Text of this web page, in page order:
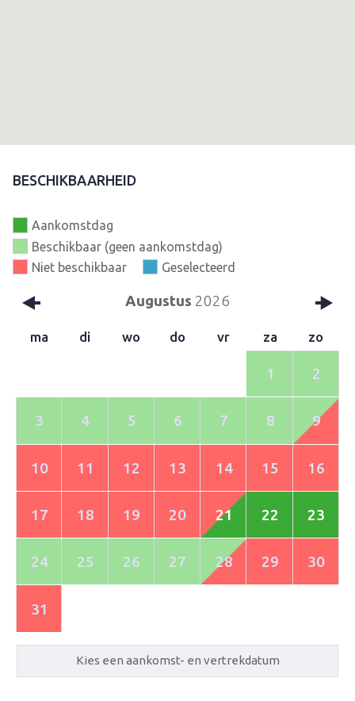
BESCHIKBAARHEID
Aankomstdag
Beschikbaar (geen aankomstdag)
Niet beschikbaar
Geselecteerd
Augustus 2026
ma di wo do vr za zo
1 2
3 4 5 6 7 8 9
10 11 12 13 14 15 16
17 18 19 20 21 22 23
24 25 26 27 28 29 30
31